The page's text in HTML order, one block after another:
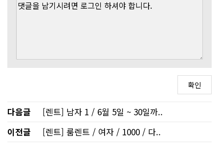
다음글
[렌트] 남자 1 / 6월 5일 ~ 30일까..
이전글
[렌트] 룸렌트 / 여자 / 1000 / 다..